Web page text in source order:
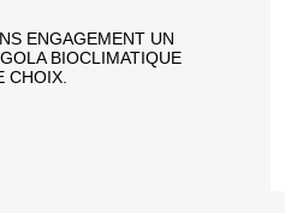
ENGAGEMENT UN
BIOCLIMATIQUE
CHOIX.